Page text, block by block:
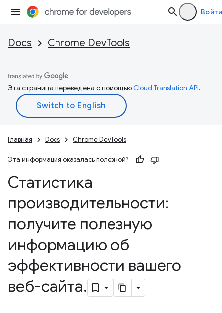
Войти
Docs Chrome DevTools
Эта страница переведена с помощьюCloud Translation API.
Главная Docs Chrome DevTools
Эта информация оказалась полезной?
Статистика
производительности:
получите полезную
информацию об
эффективности вашего
веб-сайта.